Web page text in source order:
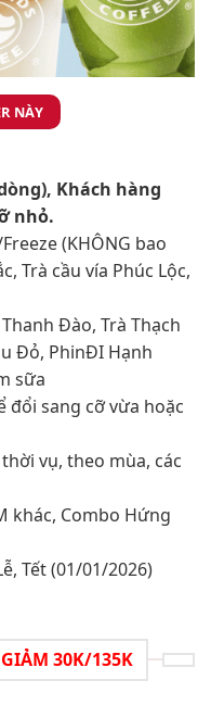
NÀY
Khách hàng
nhỏ.​
(KHÔNG bao
Trà cầu vía Phúc Lộc,
Đào, Trà Thạch
Đỏ, PhinĐI Hạnh
sữa
đổi sang cỡ vừa hoặc
vụ, theo mùa, các
khác, Combo Hứng
Tết (01/01/2026)
30K/135K